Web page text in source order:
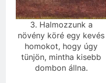
3. Halmozzunk a
növény köré egy kevés
homokot, hogy úgy
tünjön, mintha kisebb
dombon állna.